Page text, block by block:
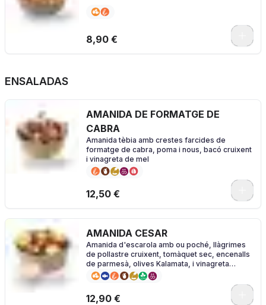
8,90 €
ENSALADAS
AMANIDA DE FORMATGE DE
CABRA
Amanida tèbia amb crestes farcides de
formatge de cabra, poma i nous, bacó cruixent
i vinagreta de mel
12,50 €
AMANIDA CESAR
Amanida d'escarola amb ou poché, llàgrimes
de pollastre cruixent, tomàquet sec, encenalls
de parmesà, olives Kalamata, i vinagreta
Caesar
12,90 €